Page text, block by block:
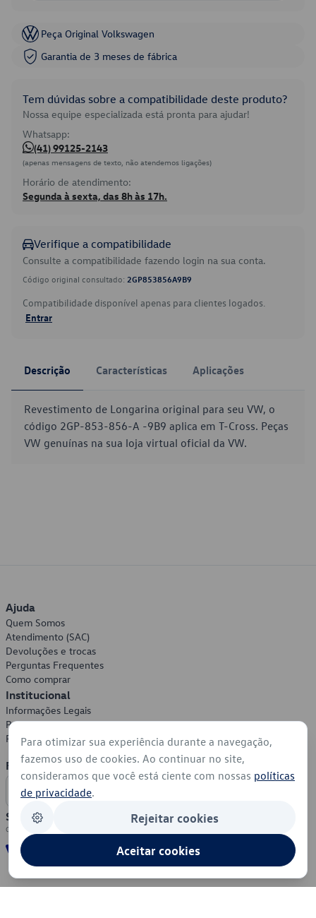
Peça Original Volkswagen
Garantia de 3 meses de fábrica
Tem dúvidas sobre a compatibilidade deste produto?
Nossa equipe especializada está pronta para ajudar!
Whatsapp:
(41) 99125-2143
(apenas mensagens de texto, não atendemos ligações)
Horário de atendimento:
Segunda à sexta, das 8h às 17h.
Verifique a compatibilidade
Consulte a compatibilidade fazendo login na sua conta.
Código original consultado: 2GP853856A9B9
Compatibilidade disponível apenas para clientes logados.
Entrar
Descrição Características Aplicações
Revestimento de Longarina original para seu VW, o
código 2GP-853-856-A -9B9 aplica em T-Cross. Peças
VW genuínas na sua loja virtual oficial da VW.
Ajuda
Quem Somos
Atendimento (SAC)
Devoluções e trocas
Perguntas Frequentes
Como comprar
Institucional
Informações Legais
Política de Privacidade
Política de Cookies
Formas de Pagamento
Segurança
Para otimizar sua experiência durante a navegação,
fazemos uso de cookies. Ao continuar no site,
consideramos que você está ciente com nossas políticas
de privacidade.
Rejeitar cookies
Aceitar cookies